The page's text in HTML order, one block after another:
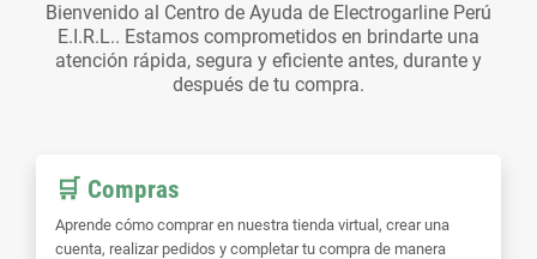
Bienvenido al Centro de Ayuda de Electrogarline Perú
E.I.R.L.. Estamos comprometidos en brindarte una
atención rápida, segura y eficiente antes, durante y
después de tu compra.
🛒 Compras
Aprende cómo comprar en nuestra tienda virtual, crear una
cuenta, realizar pedidos y completar tu compra de manera